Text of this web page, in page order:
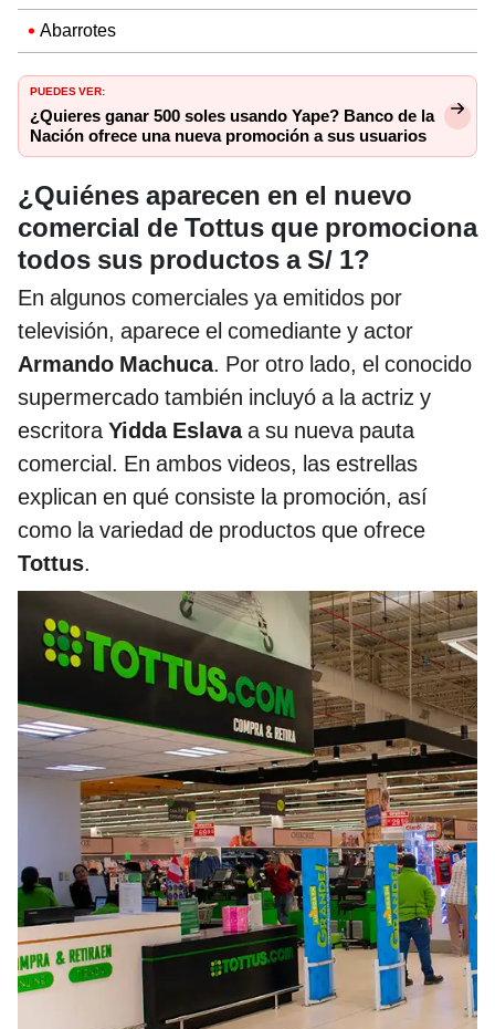
Abarrotes
PUEDES VER:
¿Quieres ganar 500 soles usando Yape? Banco de la
Nación ofrece una nueva promoción a sus usuarios
¿Quiénes aparecen en el nuevo
comercial de Tottus que promociona
todos sus productos a S/ 1?
En algunos comerciales ya emitidos por
televisión, aparece el comediante y actor
Armando Machuca. Por otro lado, el conocido
supermercado también incluyó a la actriz y
escritoraYidda Eslavaa su nueva pauta
comercial. En ambos videos, las estrellas
explican en qué consiste la promoción, así
como la variedad de productos que ofrece
Tottus.